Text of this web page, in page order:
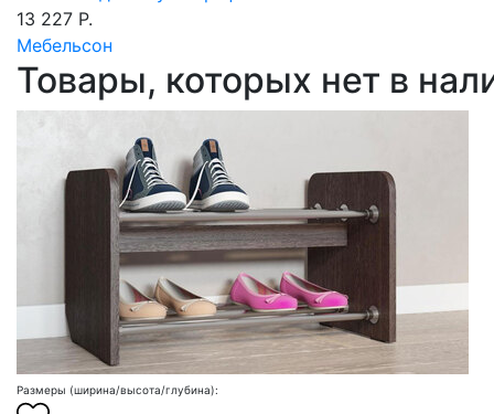
13 227 Р.
Мебельсон
Товары, которых нет в
Размеры (ширина/высота/глубина):